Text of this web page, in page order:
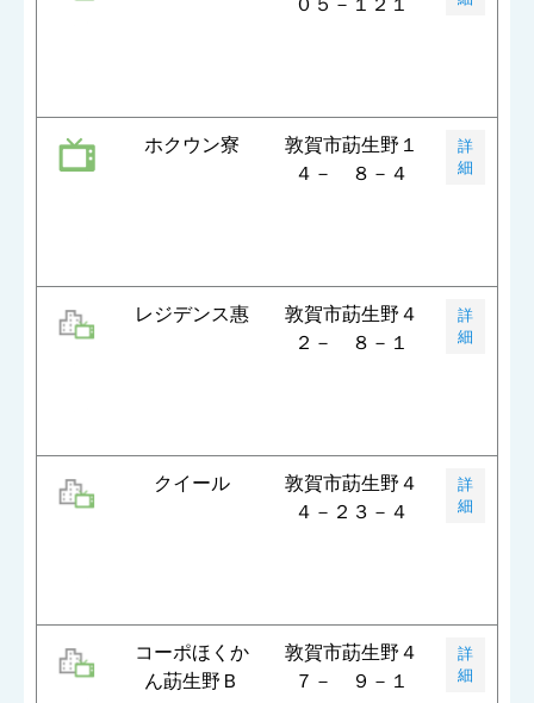
０５－１２１
ホクウン寮
敦賀市莇生野１
４－ ８－４
詳
細
レジデンス惠
敦賀市莇生野４
２－ ８－１
詳
細
クイール
敦賀市莇生野４
４－２３－４
詳
細
コーポほくか
ん莇生野Ｂ
敦賀市莇生野４
７－ ９－１
詳
細